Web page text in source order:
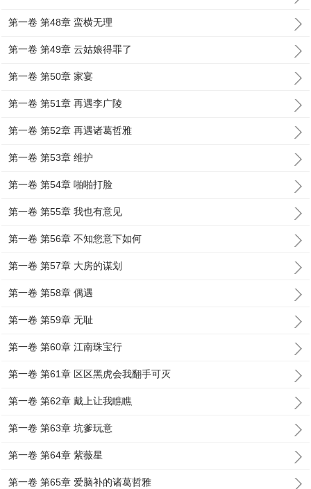
第一卷 第48章 蛮横无理
第一卷 第49章 云姑娘得罪了
第一卷 第50章 家宴
第一卷 第51章 再遇李广陵
第一卷 第52章 再遇诸葛哲雅
第一卷 第53章 维护
第一卷 第54章 啪啪打脸
第一卷 第55章 我也有意见
第一卷 第56章 不知您意下如何
第一卷 第57章 大房的谋划
第一卷 第58章 偶遇
第一卷 第59章 无耻
第一卷 第60章 江南珠宝行
第一卷 第61章 区区黑虎会我翻手可灭
第一卷 第62章 戴上让我瞧瞧
第一卷 第63章 坑爹玩意
第一卷 第64章 紫薇星
第一卷 第65章 爱脑补的诸葛哲雅